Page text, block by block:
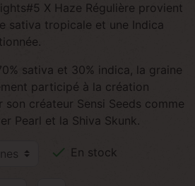
X Haze Régulière provient
sativa tropicale et une Indica
sativa et 30% indica, la graine
participé à la création
créateur Sensi Seeds comme
Pearl et la Shiva Skunk.
 En stock